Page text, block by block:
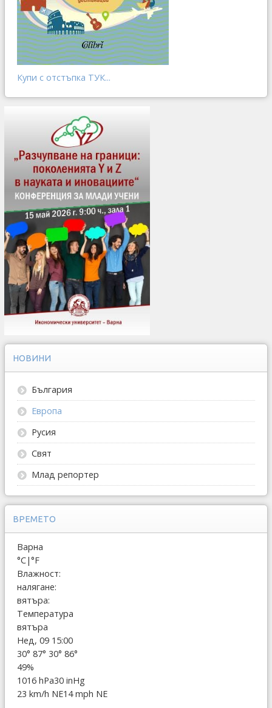
Купи с отстъпка ТУК...
НОВИНИ
България
Европа
Русия
Свят
Млад репортер
ВРЕМЕТО
Варна
°C|°F
Влажност:
налягане:
вятъра:
Температура
вятъра
Нед, 09 15:00
30° 87° 30° 86°
49%
1016 hPa30 inHg
23 km/h NE14 mph NE